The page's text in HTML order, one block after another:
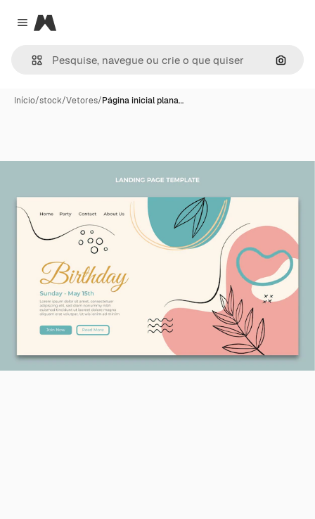
Close menu
Magnific
Início/stock/Vetores/Página inicial plana…